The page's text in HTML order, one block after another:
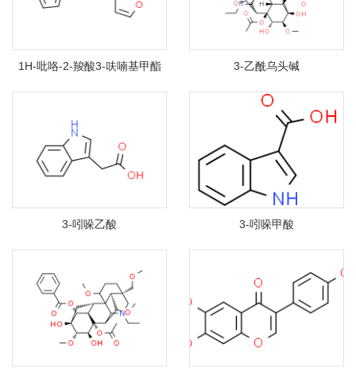
1H-吡咯-2-羧酸3-呋喃基甲酯 3-乙酰乌头碱
3-吲哚乙酸 3-吲哚甲酸